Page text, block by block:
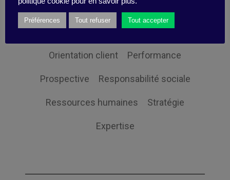
Management Mon efficacité
Non classifié(e) Organisation
Orientation client Performance
Prospective Responsabilité sociale
Ressources humaines Stratégie
Expertise
Préférences Tout refuser Tout accepter